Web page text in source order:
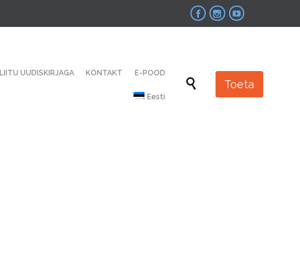
  
content
LIITU UUDISKIRJAGA KONTAKT E-POOD
Eesti
 Toeta